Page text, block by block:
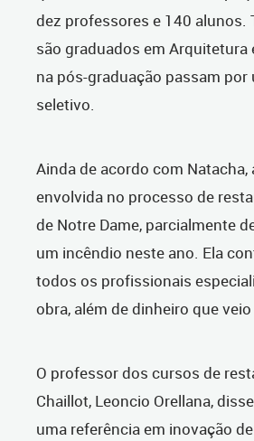
dez professores e 140 alunos.
são graduados em Arquitetura
na pós-graduação passam por
seletivo.
Ainda de acordo com Natacha,
envolvida no processo de
de Notre Dame, parcialmente
um incêndio neste ano. Ela
todos os profissionais
obra, além de dinheiro que
O professor dos cursos de
Chaillot, Leoncio Orellana,
uma referência em inovação